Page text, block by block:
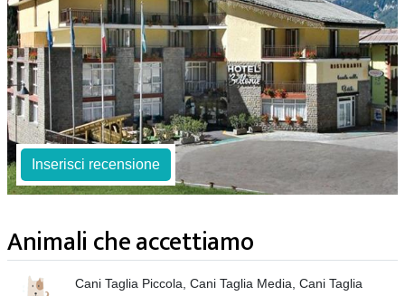
Inserisci recensione
Animali che accettiamo
Cani Taglia Piccola, Cani Taglia Media, Cani Taglia